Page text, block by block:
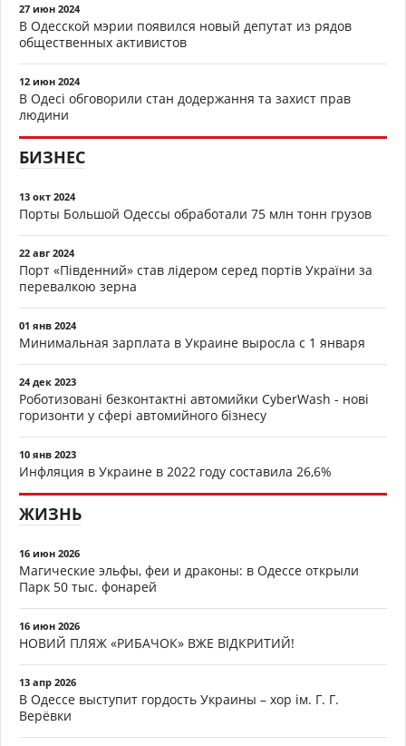
27 июн 2024
В Одесской мэрии появился новый депутат из рядов
общественных активистов
12 июн 2024
В Одесі обговорили стан додержання та захист прав
людини
БИЗНЕС
13 окт 2024
Порты Большой Одессы обработали 75 млн тонн грузов
22 авг 2024
Порт «Південний» став лідером серед портів України за
перевалкою зерна
01 янв 2024
Минимальная зарплата в Украине выросла с 1 января
24 дек 2023
Роботизовані безконтактні автомийки CyberWash - нові
горизонти у сфері автомийного бізнесу
10 янв 2023
Инфляция в Украине в 2022 году составила 26,6%
ЖИЗНЬ
16 июн 2026
Магические эльфы, феи и драконы: в Одессе открыли
Парк 50 тыс. фонарей
16 июн 2026
НОВИЙ ПЛЯЖ «РИБАЧОК» ВЖЕ ВІДКРИТИЙ!
13 апр 2026
В Одессе выступит гордость Украины – хор ім. Г. Г.
Верёвки